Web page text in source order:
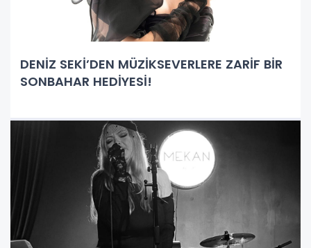
DENİZ SEKİ’DEN MÜZİKSEVERLERE ZARİF BİR
SONBAHAR HEDİYESİ!